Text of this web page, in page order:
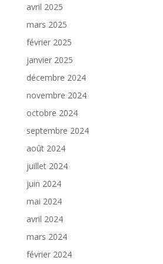
avril 2025
mars 2025
février 2025
janvier 2025
décembre 2024
novembre 2024
octobre 2024
septembre 2024
août 2024
juillet 2024
juin 2024
mai 2024
avril 2024
mars 2024
février 2024